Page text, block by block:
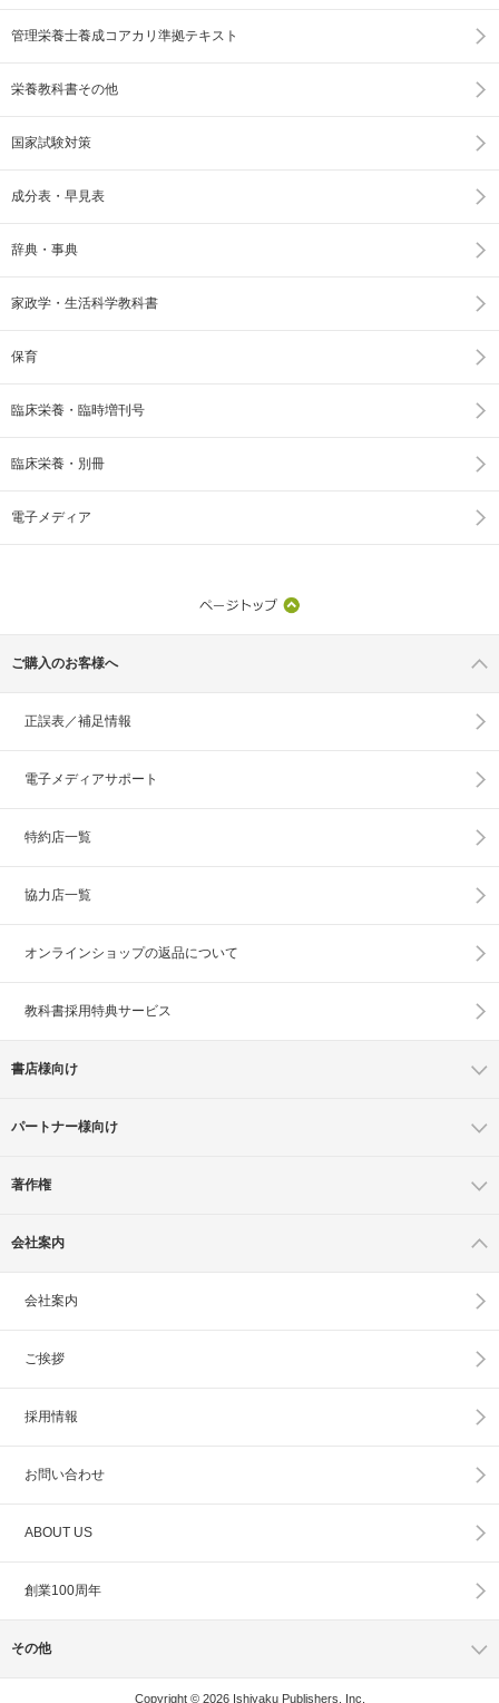
管理栄養士養成コアカリ準拠テキスト
栄養教科書その他
国家試験対策
成分表・早見表
辞典・事典
家政学・生活科学教科書
保育
臨床栄養・臨時増刊号
臨床栄養・別冊
電子メディア
ご購入のお客様へ
正誤表／補足情報
電子メディアサポート
特約店一覧
協力店一覧
オンラインショップの返品について
教科書採用特典サービス
書店様向け
パートナー様向け
著作権
会社案内
会社案内
ご挨拶
採用情報
お問い合わせ
ABOUT US
創業100周年
その他
Copyright © 2026 Ishiyaku Publishers, Inc.